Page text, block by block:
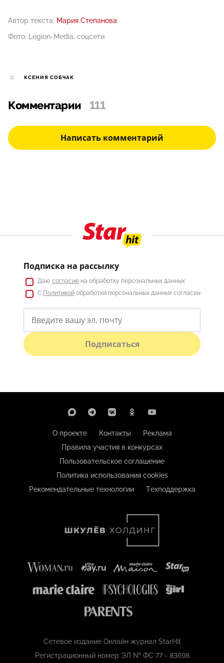
Автор текста: Мария Степанова
Фото: Legion-Media, соцсети
КСЕНИЯ СОБЧАК
Комментарии 111
Написать комментарий
Подписка на рассылку
Даю согласие на обработку персональных данных
С Политикой обработки персональных данных согласен
Подписаться
О проекте Контакты
Реклама
Правила участия в конкурсах
Пользовательское соглашение
Политика использования cookies
Рекомендательные технологии
Техподдержка
Сетевое издание Онлайн журнал StarHit
Регистрационный номер ЭЛ № ФС 77 - 83698